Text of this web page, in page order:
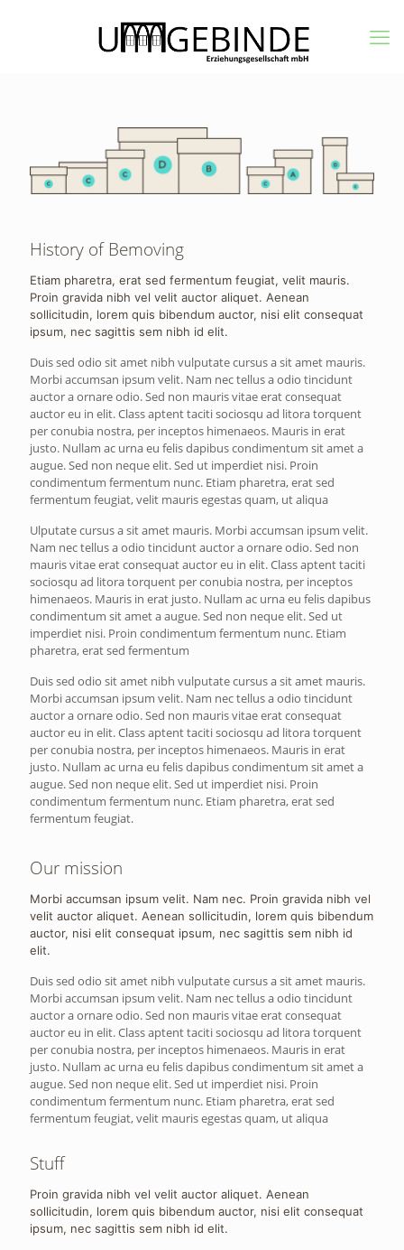
History of Bemoving
Etiam pharetra, erat sed fermentum feugiat, velit mauris.
Proin gravida nibh vel velit auctor aliquet. Aenean
sollicitudin, lorem quis bibendum auctor, nisi elit consequat
ipsum, nec sagittis sem nibh id elit.
Duis sed odio sit amet nibh vulputate cursus a sit amet mauris.
Morbi accumsan ipsum velit. Nam nec tellus a odio tincidunt
auctor a ornare odio. Sed non mauris vitae erat consequat
auctor eu in elit. Class aptent taciti sociosqu ad litora torquent
per conubia nostra, per inceptos himenaeos. Mauris in erat
justo. Nullam ac urna eu felis dapibus condimentum sit amet a
augue. Sed non neque elit. Sed ut imperdiet nisi. Proin
condimentum fermentum nunc. Etiam pharetra, erat sed
fermentum feugiat, velit mauris egestas quam, ut aliqua
Ulputate cursus a sit amet mauris. Morbi accumsan ipsum velit.
Nam nec tellus a odio tincidunt auctor a ornare odio. Sed non
mauris vitae erat consequat auctor eu in elit. Class aptent taciti
sociosqu ad litora torquent per conubia nostra, per inceptos
himenaeos. Mauris in erat justo. Nullam ac urna eu felis dapibus
condimentum sit amet a augue. Sed non neque elit. Sed ut
imperdiet nisi. Proin condimentum fermentum nunc. Etiam
pharetra, erat sed fermentum
Duis sed odio sit amet nibh vulputate cursus a sit amet mauris.
Morbi accumsan ipsum velit. Nam nec tellus a odio tincidunt
auctor a ornare odio. Sed non mauris vitae erat consequat
auctor eu in elit. Class aptent taciti sociosqu ad litora torquent
per conubia nostra, per inceptos himenaeos. Mauris in erat
justo. Nullam ac urna eu felis dapibus condimentum sit amet a
augue. Sed non neque elit. Sed ut imperdiet nisi. Proin
condimentum fermentum nunc. Etiam pharetra, erat sed
fermentum feugiat.
Our mission
Morbi accumsan ipsum velit. Nam nec. Proin gravida nibh vel
velit auctor aliquet. Aenean sollicitudin, lorem quis bibendum
auctor, nisi elit consequat ipsum, nec sagittis sem nibh id
elit.
Duis sed odio sit amet nibh vulputate cursus a sit amet mauris.
Morbi accumsan ipsum velit. Nam nec tellus a odio tincidunt
auctor a ornare odio. Sed non mauris vitae erat consequat
auctor eu in elit. Class aptent taciti sociosqu ad litora torquent
per conubia nostra, per inceptos himenaeos. Mauris in erat
justo. Nullam ac urna eu felis dapibus condimentum sit amet a
augue. Sed non neque elit. Sed ut imperdiet nisi. Proin
condimentum fermentum nunc. Etiam pharetra, erat sed
fermentum feugiat, velit mauris egestas quam, ut aliqua
Stuff
Proin gravida nibh vel velit auctor aliquet. Aenean
sollicitudin, lorem quis bibendum auctor, nisi elit consequat
ipsum, nec sagittis sem nibh id elit.